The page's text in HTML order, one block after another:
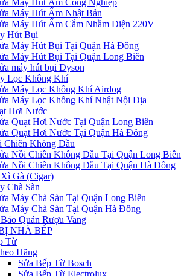
Máy Hút Ẩm Công Nghiệp
Máy Hút Ẩm Nhật Bản
Máy Hút Ẩm Cắm Nhầm Điện 220V
Hút Bụi
Máy Hút Bụi Tại Quận Hà Đông
Máy Hút Bụi Tại Quận Long Biên
máy hút bụi Dyson
Lọc Không Khí
Máy Lọc Không Khí Airdog
Máy Lọc Không Khí Nhật Nội Địa
Hơi Nước
Quạt Hơi Nước Tại Quận Long Biên
Quạt Hơi Nước Tại Quận Hà Đông
Chiên Không Dầu
Nồi Chiên Không Dầu Tại Quận Long Biên
Nồi Chiên Không Dầu Tại Quận Hà Đông
Gà (Cigar)
Chà Sàn
Máy Chà Sàn Tại Quận Long Biên
Máy Chà Sàn Tại Quận Hà Đông
Quản Rượu Vang
NHÀ BẾP
Từ
Hãng
Sửa Bếp Từ Bosch
Sửa Bếp Từ Electrolux